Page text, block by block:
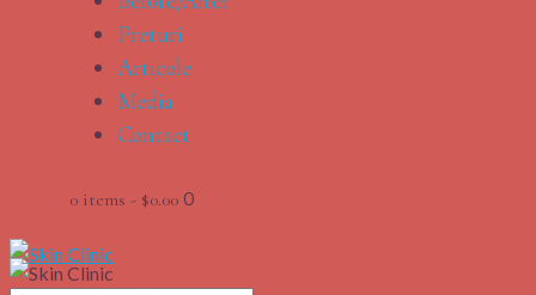
Preturi
Articole
Media
Contact
0 items - $0.00 0